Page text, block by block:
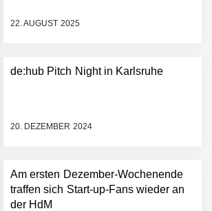
22. AUGUST 2025
de:hub Pitch Night in Karlsruhe
20. DEZEMBER 2024
Am ersten Dezember-Wochenende
traffen sich Start-up-Fans wieder an
der HdM
Dollar bekannt, um den
Plattform zu beschleunigen
NEURA Robotics und
AI breit auszurollen
Humanoider Roboter bringt
Hightech ins Stadion
Simulationsdienstleistung in